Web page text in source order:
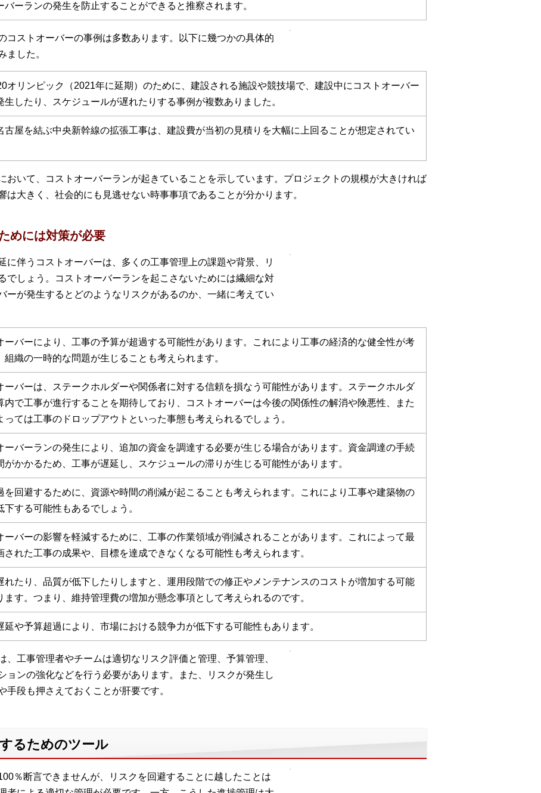
バーランの発生を防止することができると推察されます。
コストオーバーの事例は多数あります。以下に幾つかの具体的
ました。
オリンピック（2021年に延期）のために、建設される施設や競技場で、建設中にコストオーバー
生したり、スケジュールが遅れたりする事例が複数ありました。
古屋を結ぶ中央新幹線の拡張工事は、建設費が当初の見積りを大幅に上回ることが想定されてい
おいて、コストオーバーランが起きていることを示しています。プロジェクトの規模が大きければ
は大きく、社会的にも見逃せない時事事項であることが分かります。
めには対策が必要
に伴うコストオーバーは、多くの工事管理上の課題や背景、リ
でしょう。コストオーバーランを起こさないためには繊細な対
ーが発生するとどのようなリスクがあるのか、一緒に考えてい
ーバーにより、工事の予算が超過する可能性があります。これにより工事の経済的な健全性が考
組織の一時的な問題が生じることも考えられます。
ーバーは、ステークホルダーや関係者に対する信頼を損なう可能性があります。ステークホルダ
内で工事が進行することを期待しており、コストオーバーは今後の関係性の解消や険悪性、また
っては工事のドロップアウトといった事態も考えられるでしょう。
ーバーランの発生により、追加の資金を調達する必要が生じる場合があります。資金調達の手続
がかかるため、工事が遅延し、スケジュールの滞りが生じる可能性があります。
を回避するために、資源や時間の削減が起こることも考えられます。これにより工事や建築物の
下する可能性もあるでしょう。
ーバーの影響を軽減するために、工事の作業領域が削減されることがあります。これによって最
された工事の成果や、目標を達成できなくなる可能性も考えられます。
れたり、品質が低下したりしますと、運用段階での修正やメンテナンスのコストが増加する可能
ます。つまり、維持管理費の増加が懸念事項として考えられるのです。
延や予算超過により、市場における競争力が低下する可能性もあります。
、工事管理者やチームは適切なリスク評価と管理、予算管理、
ョンの強化などを行う必要があります。また、リスクが発生し
段も押さえておくことが肝要です。
るためのツール
％断言できませんが、リスクを回避することに越したことは